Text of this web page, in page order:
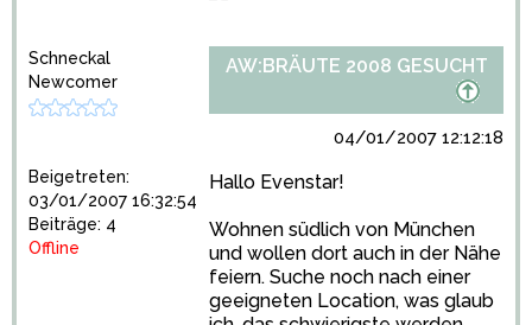
Schneckal
Newcomer
Beigetreten:
03/01/2007 16:32:54
Beiträge: 4
Offline
AW:BRÄUTE 2008 GESUCHT
04/01/2007 12:12:18
Hallo Evenstar!
Wohnen südlich von München
und wollen dort auch in der Nähe
feiern. Suche noch nach einer
geeigneten Location, was glaub